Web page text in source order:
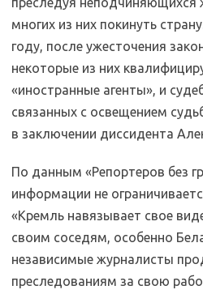
многих из них покинуть
году, после ужесточения
некоторые из них
«иностранные агенты», и
связанных с освещением
в заключении диссидента
По данным «Репортеров без
информации не
«Кремль навязывает свое
своим соседям, особенно
независимые журналисты
преследованиям за свою